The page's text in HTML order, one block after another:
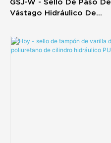
Vástago Hidráulico De
Alta Presión